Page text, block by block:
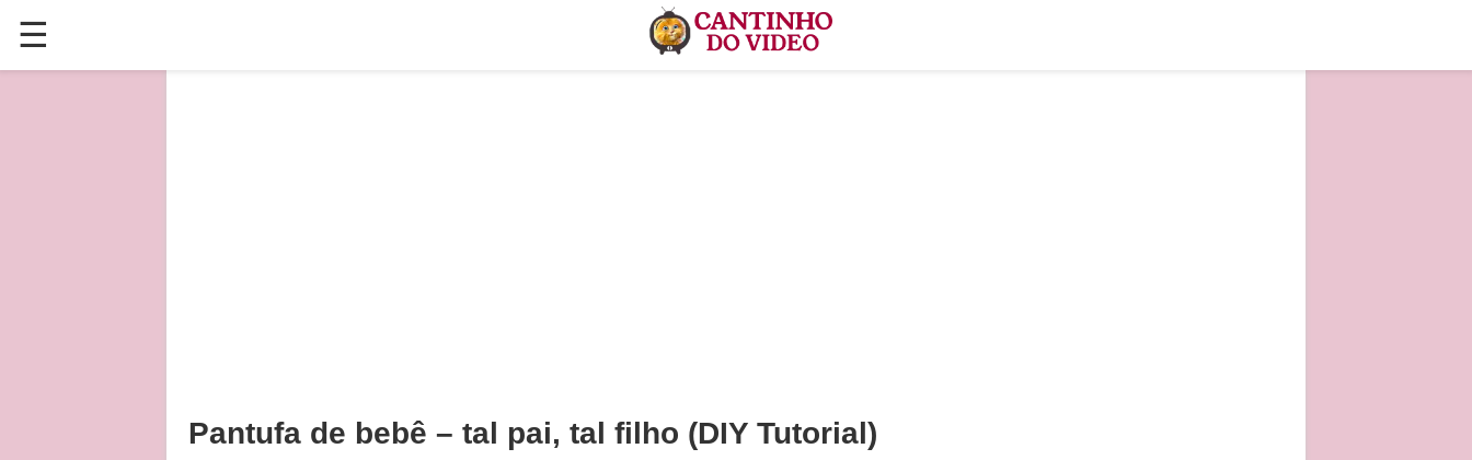
☰
✕
Pantufa de bebê – tal pai, tal filho (DIY Tutorial)